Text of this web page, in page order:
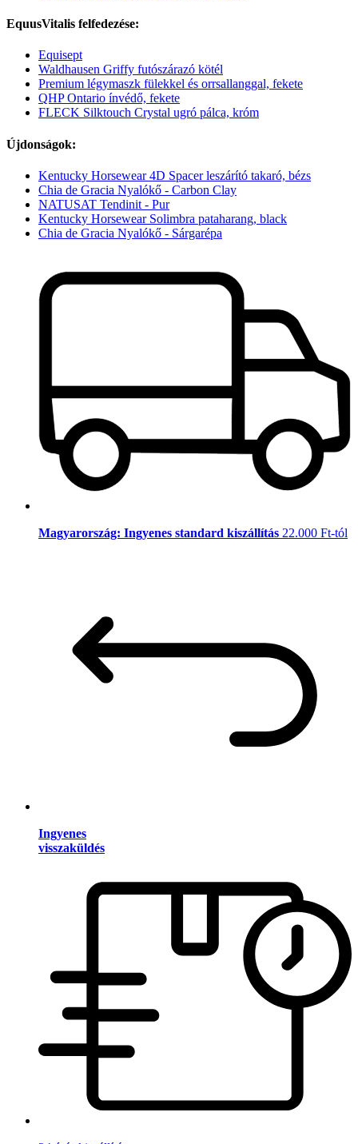
EquusVitalis felfedezése:
Equisept
Waldhausen Griffy futószárazó kötél
Premium légymaszk fülekkel és orrsallanggal, fekete
QHP Ontario ínvédő, fekete
FLECK Silktouch Crystal ugró pálca, króm
Újdonságok:
Kentucky Horsewear 4D Spacer leszárító takaró, bézs
Chia de Gracia Nyalókő - Carbon Clay
NATUSAT Tendinit - Pur
Kentucky Horsewear Solimbra pataharang, black
Chia de Gracia Nyalókő - Sárgarépa
Magyarország: Ingyenes standard kiszállítás 22.000 Ft-tól
Ingyenes
visszaküldés